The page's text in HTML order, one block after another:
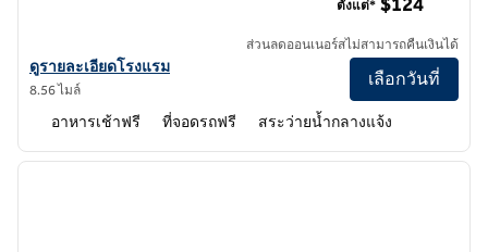
ดูรายละเอียดโรงแรมสําหรับ Hampton Inn & Suites Middleburg
ดูรายละเอียดโรงแรม
8.56 ไมล์
ตั้งแต่* $124
ส่วนลดออนเนอร์สไม่สามารถคืนเงินได้
เลือกวันที่
อาหารเช้าฟรี ที่จอดรถฟรี สระว่ายน้ำกลางแจ้ง
1 จาก 12
ภาพถั